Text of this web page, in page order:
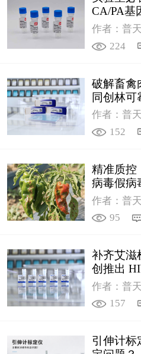
CA/PA基
作者：普
224
破解畜禽
同创林可
支撑
作者：普
152
精准质控
病毒假病
作者：普
95
补齐艾滋
创推出
质
作者：普
157
引伸计标